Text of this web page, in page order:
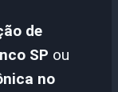
de
SP ou
no